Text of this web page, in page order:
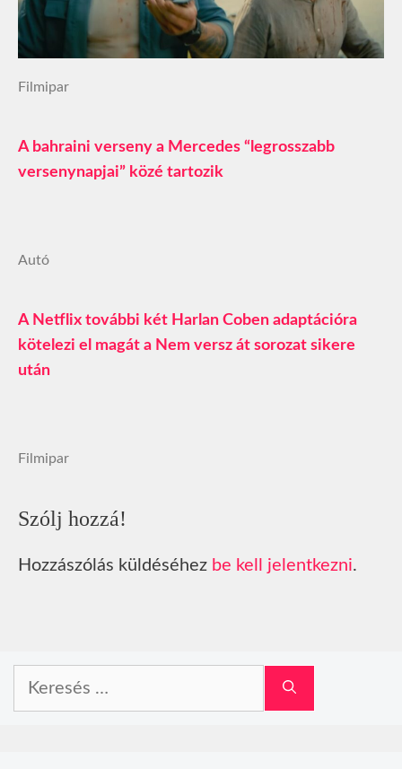
Filmipar
A bahraini verseny a Mercedes “legrosszabb
versenynapjai” közé tartozik
Autó
A Netflix további két Harlan Coben adaptációra
kötelezi el magát a Nem versz át sorozat sikere
után
Filmipar
Szólj hozzá!
Hozzászólás küldéséhez be kell jelentkezni.